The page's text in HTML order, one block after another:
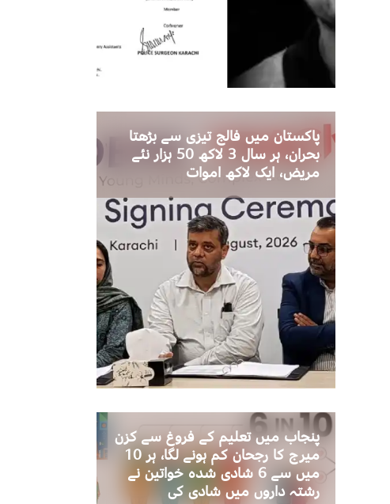
پاکستان میں فالج تیزی سے بڑھتا
بحران، ہر سال 3 لاکھ 50 ہزار نئے
مریض، ایک لاکھ اموات
پنجاب میں تعلیم کے فروغ سے کزن
میرج کا رجحان کم ہونے لگا، ہر 10
میں سے 6 شادی شدہ خواتین نے
رشتہ داروں میں شادی کی